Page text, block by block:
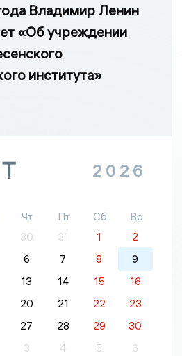
Владимир Ленин
«Об учреждении
института»
2026
Чт Пт Сб
Вс
30 31 1
2
6 7 8
9
13 14 15
16
20 21 22
23
27 28 29
30
3 4 5 6